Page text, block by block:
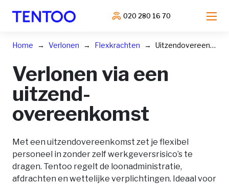
020 280 16 70
Home Verlonen Flexkrachten Uitzendovereenkomst
Verlonen via een
uitzend-
overeenkomst
Met een uitzendovereenkomst zet je flexibel
personeel in zonder zelf werkgeversrisico’s te
dragen. Tentoo regelt de loonadministratie,
afdrachten en wettelijke verplichtingen. Ideaal voor